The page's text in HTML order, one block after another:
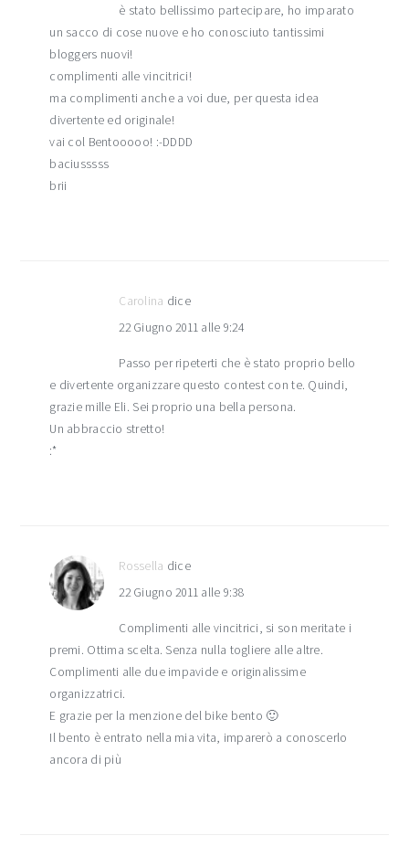
è stato bellissimo partecipare, ho imparato
un sacco di cose nuove e ho conosciuto tantissimi
bloggers nuovi!
complimenti alle vincitrici!
ma complimenti anche a voi due, per questa idea
divertente ed originale!
vai col Bentooooo! :-DDDD
baciusssss
brii
Carolina dice
22 Giugno 2011 alle 9:24
Passo per ripeterti che è stato proprio bello
e divertente organizzare questo contest con te. Quindi,
grazie mille Eli. Sei proprio una bella persona.
Un abbraccio stretto!
:*
Rossella dice
22 Giugno 2011 alle 9:38
Complimenti alle vincitrici, si son meritate i
premi. Ottima scelta. Senza nulla togliere alle altre.
Complimenti alle due impavide e originalissime
organizzatrici.
E grazie per la menzione del bike bento 🙂
Il bento è entrato nella mia vita, imparerò a conoscerlo
ancora di più